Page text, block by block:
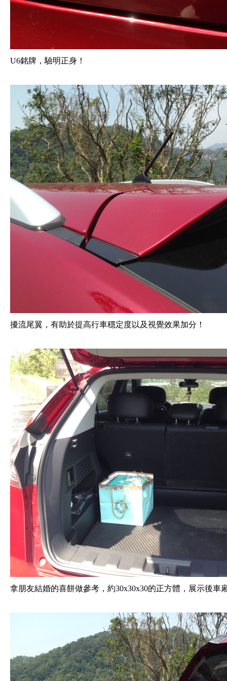
U6銘牌，驗明正身！
擾流尾翼，有助於提高行車穩定度以及視覺效果加分！
拿朋友結婚的喜餅做參考，約30x30x30的正方體，展示後車